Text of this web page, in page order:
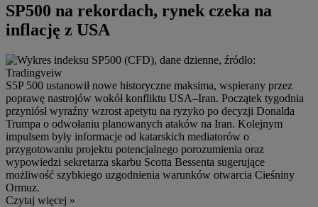
SP500 na rekordach, rynek czeka na
inflację z USA
S5P 500 ustanowił nowe historyczne maksima, wspierany przez
poprawę nastrojów wokół konfliktu USA–Iran. Początek tygodnia
przyniósł wyraźny wzrost apetytu na ryzyko po decyzji Donalda
Trumpa o odwołaniu planowanych ataków na Iran. Kolejnym
impulsem były informacje od katarskich mediatorów o
przygotowaniu projektu potencjalnego porozumienia oraz
wypowiedzi sekretarza skarbu Scotta Bessenta sugerujące
możliwość szybkiego uzgodnienia warunków otwarcia Cieśniny
Ormuz.
Czytaj więcej »